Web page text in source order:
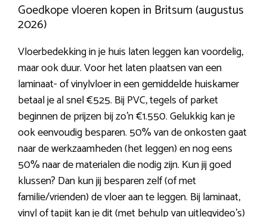
Goedkope vloeren kopen in Britsum (augustus
2026)
Vloerbedekking in je huis laten leggen kan voordelig,
maar ook duur. Voor het laten plaatsen van een
laminaat- of vinylvloer in een gemiddelde huiskamer
betaal je al snel €525. Bij PVC, tegels of parket
beginnen de prijzen bij zo’n €1.550. Gelukkig kan je
ook eenvoudig besparen. 50% van de onkosten gaat
naar de werkzaamheden (het leggen) en nog eens
50% naar de materialen die nodig zijn. Kun jij goed
klussen? Dan kun jij besparen zelf (of met
familie/vrienden) de vloer aan te leggen. Bij laminaat,